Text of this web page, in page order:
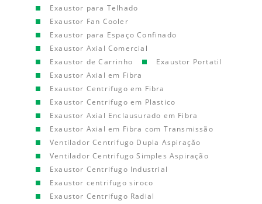
Exaustor para Telhado
Exaustor Fan Cooler
Exaustor para Espaço Confinado
Exaustor Axial Comercial
Exaustor de Carrinho
Exaustor Portatil
Exaustor Axial em Fibra
Exaustor Centrifugo em Fibra
Exaustor Centrifugo em Plastico
Exaustor Axial Enclausurado em Fibra
Exaustor Axial em Fibra com Transmissão
Ventilador Centrifugo Dupla Aspiração
Ventilador Centrifugo Simples Aspiração
Exaustor Centrifugo Industrial
Exaustor centrifugo siroco
Exaustor Centrifugo Radial